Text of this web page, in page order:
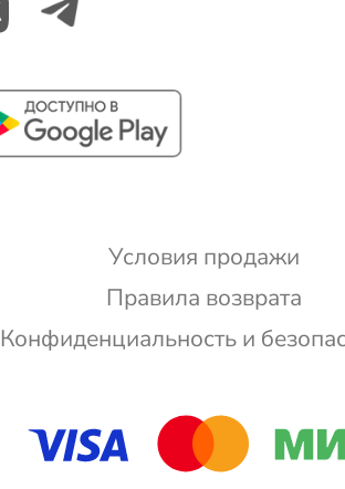
Условия продажи
Правила возврата
Конфиденциальность и